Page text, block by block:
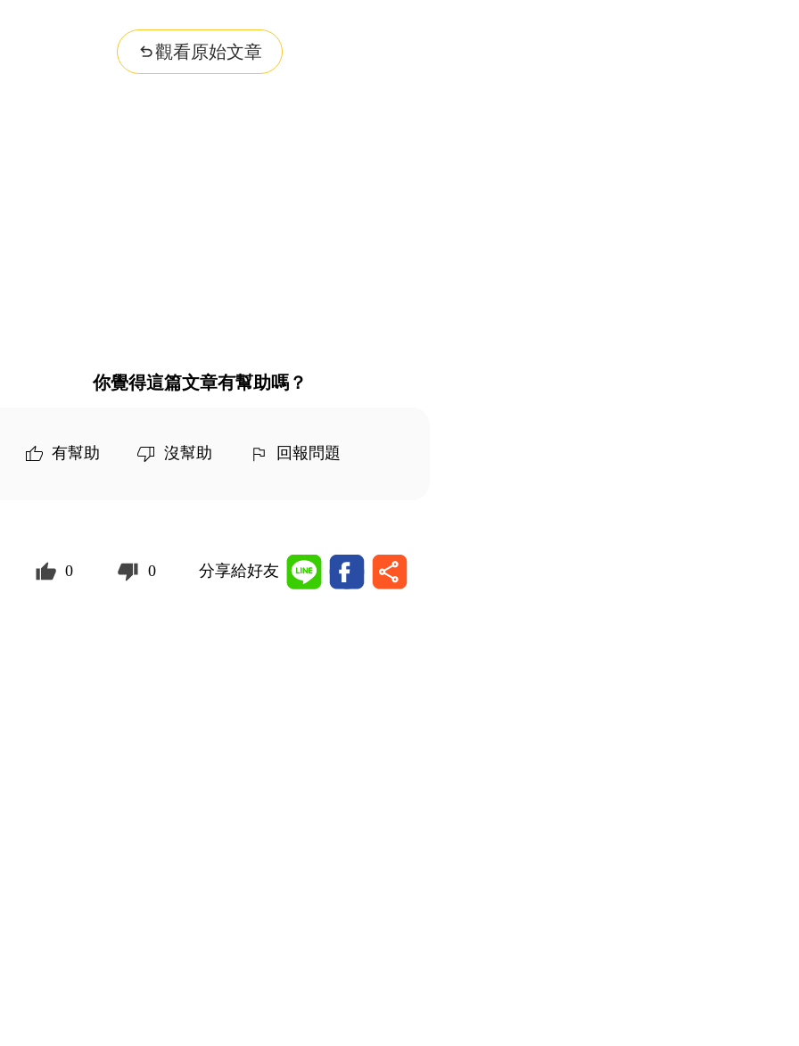
觀看原始文章
你覺得這篇文章有幫助嗎？
有幫助 沒幫助 回報問題
0 0 分享給好友